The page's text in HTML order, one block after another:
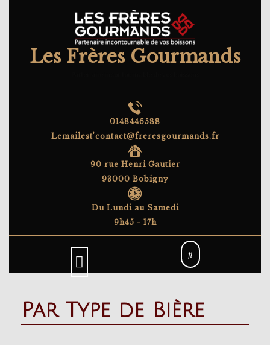
Les Frères Gourmands
0148446588
Lemailest'contact@freresgourmands.fr
90 rue Henri Gautier
93000 Bobigny
Du Lundi au Samedi
9h45 - 17h
Par Type de Bière